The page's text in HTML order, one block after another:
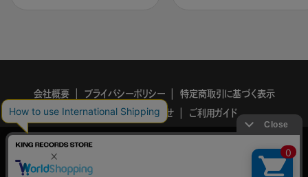
会社概要 プライバシーポリシー
特定商取引に基づく表示
利用規約
お問い合わせ ご利用ガイド
KING
RECORDS
このサイトでは、サイトの利便性向上を目的に、Cookieを使用していま
す。